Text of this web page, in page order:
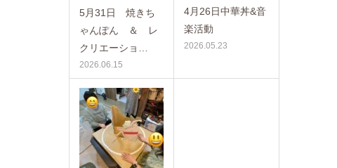
5月31日 焼きち
ゃんぽん ＆ レ
クリエーショ…
2026.06.15
4月26日中華丼&音
楽活動
2026.05.23